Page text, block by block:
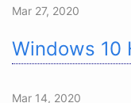
Mar 27, 2020
Windows 10
Mar 14, 2020